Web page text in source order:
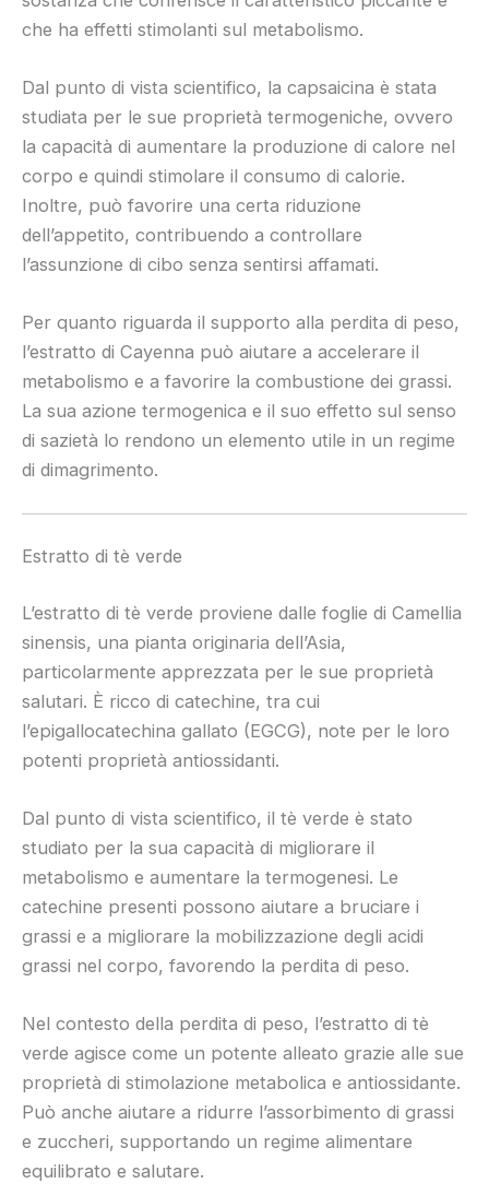
che ha effetti stimolanti sul metabolismo.
Dal punto di vista scientifico, la capsaicina è stata
studiata per le sue proprietà termogeniche, ovvero
la capacità di aumentare la produzione di calore nel
corpo e quindi stimolare il consumo di calorie.
Inoltre, può favorire una certa riduzione
dell’appetito, contribuendo a controllare
l’assunzione di cibo senza sentirsi affamati.
Per quanto riguarda il supporto alla perdita di peso,
l’estratto di Cayenna può aiutare a accelerare il
metabolismo e a favorire la combustione dei grassi.
La sua azione termogenica e il suo effetto sul senso
di sazietà lo rendono un elemento utile in un regime
di dimagrimento.
Estratto di tè verde
L’estratto di tè verde proviene dalle foglie di Camellia
sinensis, una pianta originaria dell’Asia,
particolarmente apprezzata per le sue proprietà
salutari. È ricco di catechine, tra cui
l’epigallocatechina gallato (EGCG), note per le loro
potenti proprietà antiossidanti.
Dal punto di vista scientifico, il tè verde è stato
studiato per la sua capacità di migliorare il
metabolismo e aumentare la termogenesi. Le
catechine presenti possono aiutare a bruciare i
grassi e a migliorare la mobilizzazione degli acidi
grassi nel corpo, favorendo la perdita di peso.
Nel contesto della perdita di peso, l’estratto di tè
verde agisce come un potente alleato grazie alle sue
proprietà di stimolazione metabolica e antiossidante.
Può anche aiutare a ridurre l’assorbimento di grassi
e zuccheri, supportando un regime alimentare
equilibrato e salutare.